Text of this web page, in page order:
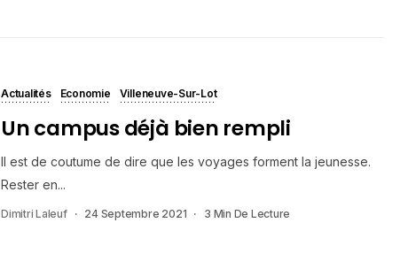
Actualités Economie Villeneuve-Sur-Lot
Un campus déjà bien rempli
Il est de coutume de dire que les voyages forment la jeunesse.
Rester en...
Dimitri Laleuf 24 Septembre 2021 3 Min De Lecture